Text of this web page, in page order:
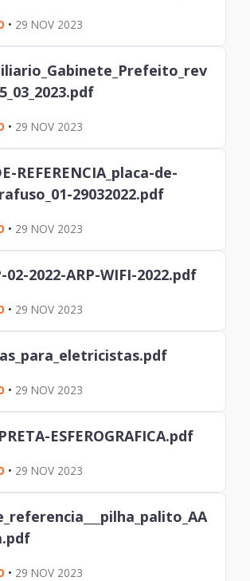
• 29 NOV 2023
• 29 NOV 2023
REFERENCIA_placa-de-
29032022.pdf
• 29 NOV 2023
02-2022-ARP-WIFI-2022.pdf
• 29 NOV 2023
• 29 NOV 2023
ESFEROGRAFICA.pdf
• 29 NOV 2023
• 29 NOV 2023